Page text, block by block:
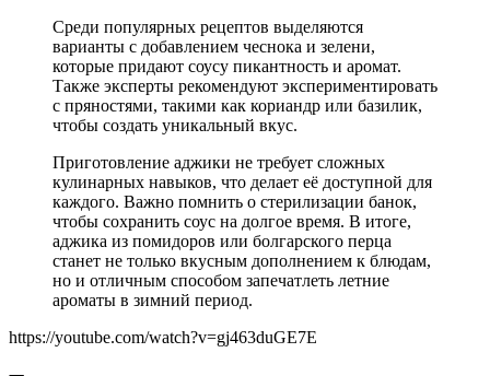
Среди популярных рецептов выделяются
варианты с добавлением чеснока и зелени,
которые придают соусу пикантность и аромат.
Также эксперты рекомендуют экспериментировать
с пряностями, такими как кориандр или базилик,
чтобы создать уникальный вкус.
Приготовление аджики не требует сложных
кулинарных навыков, что делает её доступной для
каждого. Важно помнить о стерилизации банок,
чтобы сохранить соус на долгое время. В итоге,
аджика из помидоров или болгарского перца
станет не только вкусным дополнением к блюдам,
но и отличным способом запечатлеть летние
ароматы в зимний период.
https://youtube.com/watch?v=gj463duGE7E